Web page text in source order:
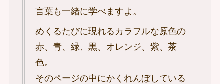
言葉も一緒に学べますよ。
めくるたびに現れるカラフルな原色の
赤、青、緑、黒、オレンジ、紫、茶
色。
そのページの中にかくれんぼしている